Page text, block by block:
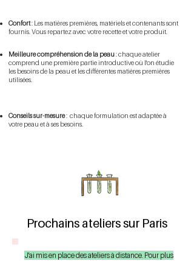
Confort: Les matières premières, matériels et contenants sont
fournis. Vous repartez avec votre recette et votre produit.
Meilleure compréhension de la peau:chaque atelier
comprend une première partie introductive où l'on étudie
les besoins de la peau et les différentes matières premières
utilisées. ​
Conseils sur-mesure: chaque formulation est adaptée à
votre peau et à ses besoins.​
Prochains ateliers sur Paris
J'ai mis en place des ateliers à distance. Pour plus